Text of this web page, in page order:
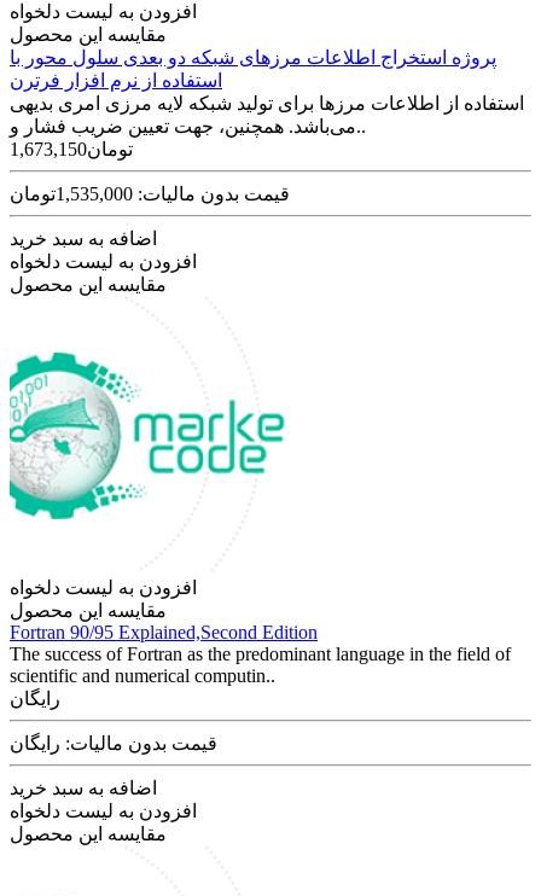
افزودن به لیست دلخواه
مقایسه این محصول
پروژه استخراج اطلاعات مرزهای شبکه دو بعدی سلول محور با
استفاده از نرم افزار فرترن
استفاده از اطلاعات مرزها برای تولید شبکه لایه مرزی امری بدیهی
می‌باشد. همچنین، جهت تعیین ضریب فشار و..
1,673,150تومان
قیمت بدون مالیات: 1,535,000تومان
اضافه به سبد خرید
افزودن به لیست دلخواه
مقایسه این محصول
افزودن به لیست دلخواه
مقایسه این محصول
Fortran 90/95 Explained,Second Edition
The success of Fortran as the predominant language in the field of
scientific and numerical computin..
رایگان
قیمت بدون مالیات: رایگان
اضافه به سبد خرید
افزودن به لیست دلخواه
مقایسه این محصول